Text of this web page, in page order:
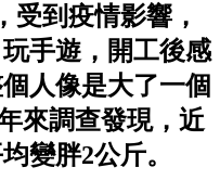
受到疫情影響，
手遊，開工後感
人像是大了一個
來調查發現，近
變胖2公斤。